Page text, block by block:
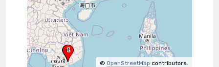
© OpenStreetMap contributors.